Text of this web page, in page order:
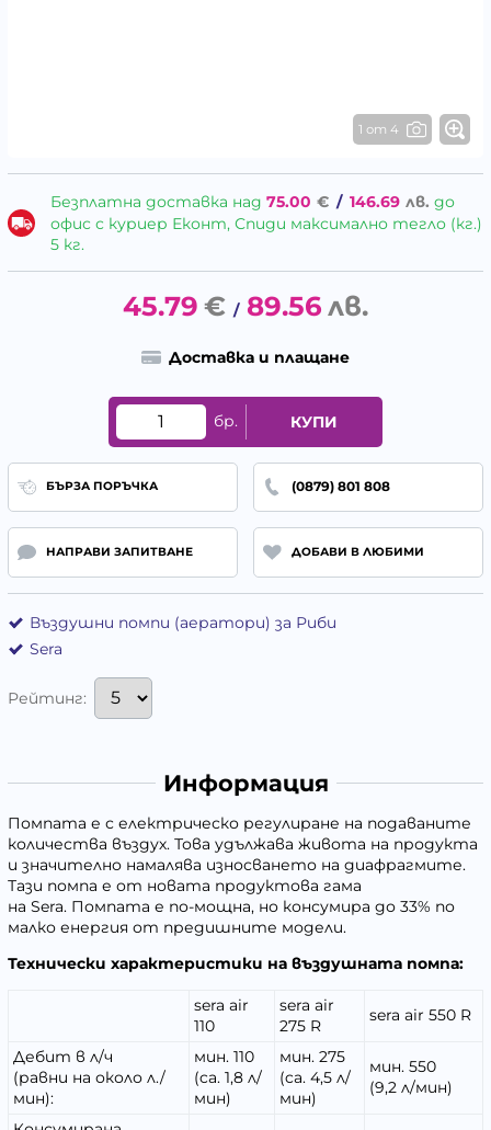
1 от 4
Безплатна доставка над 75.00 € / 146.69 лв. до
офис с куриер Еконт, Спиди максимално тегло (кг.)
5 кг.
45.79 € / 89.56 лв.
Доставка и плащане
бр. КУПИ
БЪРЗА ПОРЪЧКА (0879) 801 808
НАПРАВИ ЗАПИТВАНЕ ДОБАВИ В ЛЮБИМИ
Въздушни помпи (аератори) за Риби
Sera
Рейтинг:
Информация
Помпата е с електрическо регулиране на подаваните
количества въздух. Това удължава живота на продукта
и значително намалява износването на диафрагмите.
Тази помпа е от новата продуктова гама
на Sera. Помпата е по-мощна, но консумира до 33% по
малко енергия от предишните модели.
Технически характеристики на въздушната помпа:
sera air
110
sera air
275 R
sera air 550 R
Дебит в л/ч
(равни на около л./
мин):
мин. 110
(ca. 1,8 л/
мин)
мин. 275
(ca. 4,5 л/
мин)
мин. 550
(9,2 л/мин)